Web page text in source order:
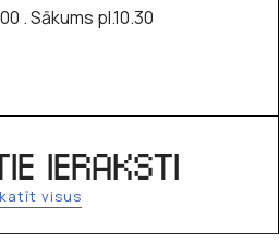
. Sākums pl.10.30
IERAKSTI
visus